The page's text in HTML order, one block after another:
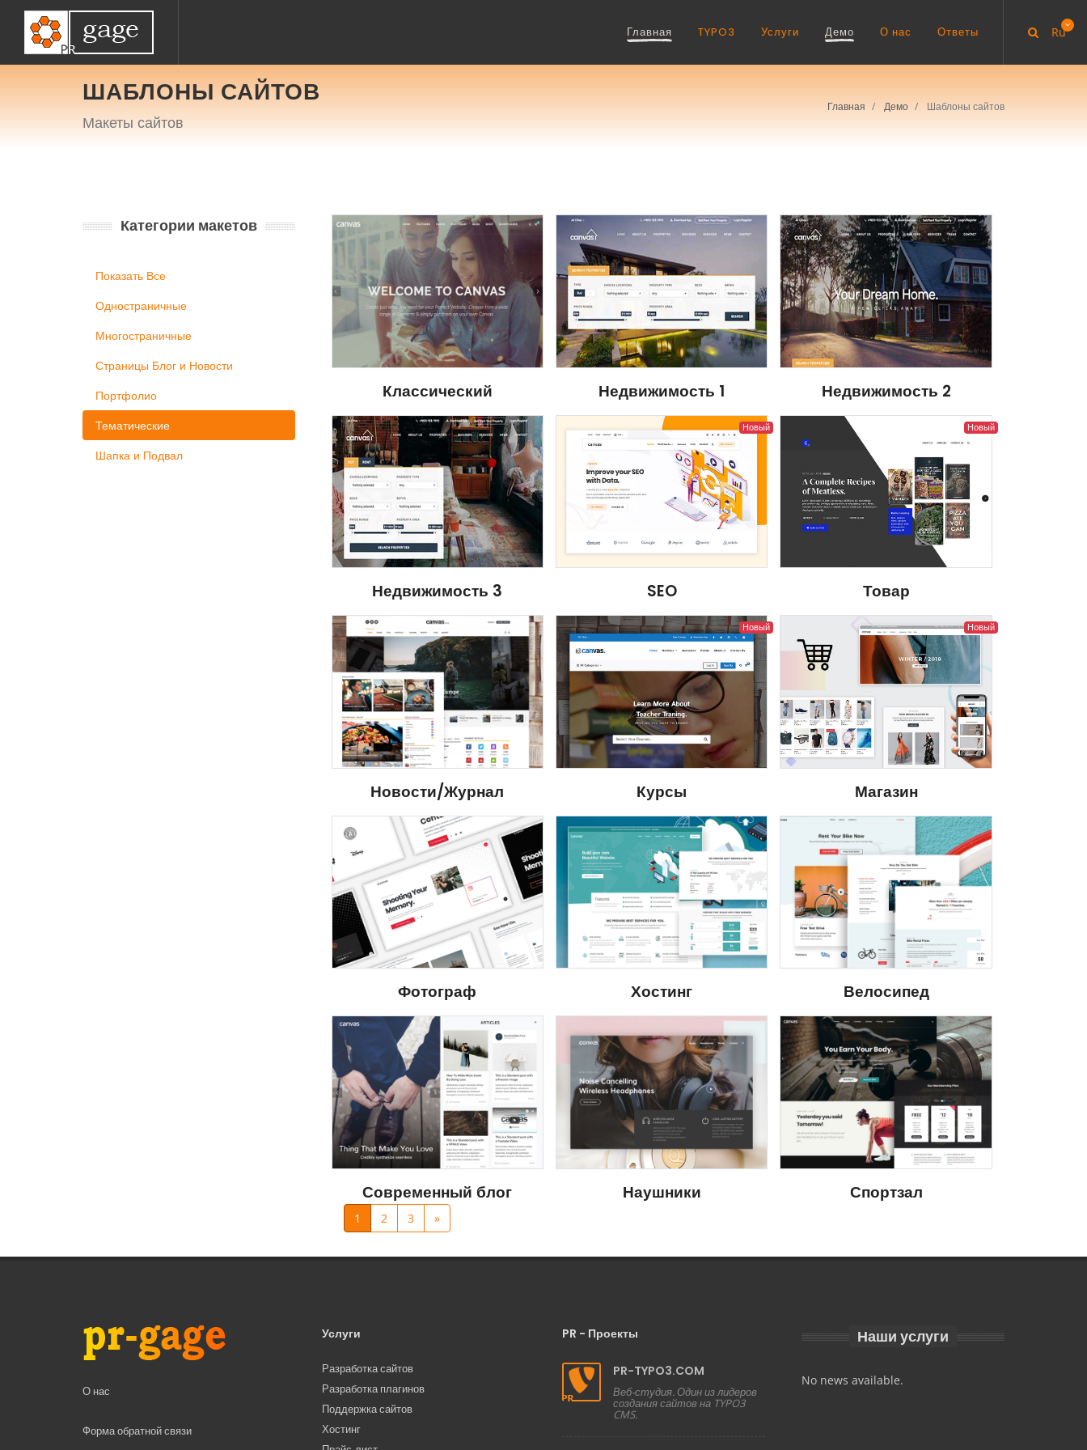
Главная TYPO3 Услуги Демо О нас Ответы Ru
ШАБЛОНЫ САЙТОВ
Макеты сайтов
Главная Демо Шаблоны сайтов
Категории макетов
Показать Все
Одностраничные
Многостраничные
Страницы Блог и Новости
Портфолио
Тематические
Шапка и Подвал
Классический Недвижимость 1 Недвижимость 2
Недвижимость 3
Новый
SEO
Новый
Товар
Новый
Курсы
Новый
Магазин
Новости/Журнал
Хостинг Велосипед
Фотограф
Наушники Спортзал
Современный блог
1 2 3 »
О нас
Форма обратной связи
Услуги
Разработка сайтов
Разработка плагинов
Поддержка сайтов
Хостинг
PR - Проекты
PR-TYPO3.COM
Веб-студия. Один из лидеров
создания сайтов на TYPO3
CMS.
Наши услуги
No news available.